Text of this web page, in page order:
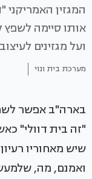
המגזין
אותו סיימה
ועל מגזינים
מערכת בית ונוי
בארה"ב אפשר
"זה בית דוולי"
שיש מאחוריו
ואמנם, מה,